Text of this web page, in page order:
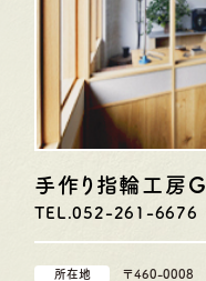
手作り指輪工房
TEL.052-261-6676
所在地
〒460-0008